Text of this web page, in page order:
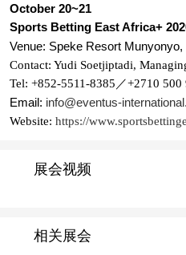
October 20~21
Sports Betting East Africa+
Venue: Speke Resort
Contact: Yudi Soetjiptadi,
Tel: +852-5511-8385／+2710
Email: info@eventus-
Website: https://
展会视频
相关展会